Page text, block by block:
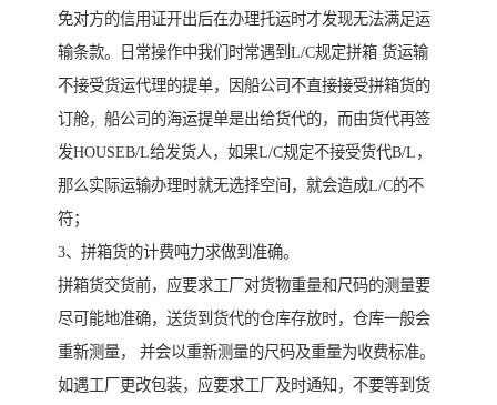
免对方的信用证开出后在办理托运时才发现无法满足运
输条款。日常操作中我们时常遇到L/C规定拼箱 货运输
不接受货运代理的提单，因船公司不直接接受拼箱货的
订舱，船公司的海运提单是出给货代的，而由货代再签
发HOUSEB/L给发货人，如果L/C规定不接受货代B/L，
那么实际运输办理时就无选择空间，就会造成L/C的不
符；
3、拼箱货的计费吨力求做到准确。
拼箱货交货前，应要求工厂对货物重量和尺码的测量要
尽可能地准确，送货到货代的仓库存放时，仓库一般会
重新测量， 并会以重新测量的尺码及重量为收费标准。
如遇工厂更改包装，应要求工厂及时通知，不要等到货